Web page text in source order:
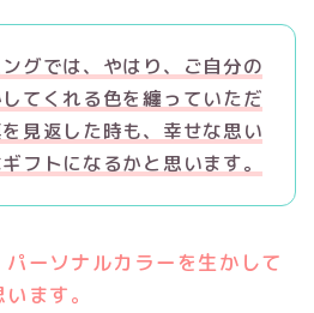
グでは、やはり、ご自分の
てくれる色を纏っていただ
見返した時も、幸せな思い
フトになるかと思います。
ーソナルカラーを生かして
ます。